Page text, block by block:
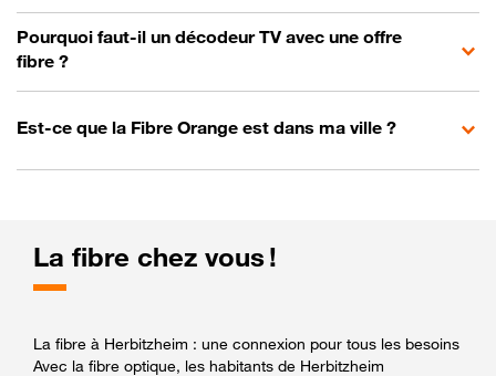
Pourquoi faut-il un décodeur TV avec une offre
fibre ?
Est-ce que la Fibre Orange est dans ma ville ?
La fibre chez vous !
La fibre à Herbitzheim : une connexion pour tous les besoins
Avec la fibre optique, les habitants de Herbitzheim